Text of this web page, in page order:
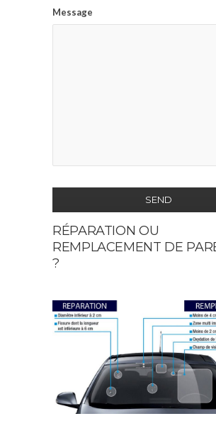
Message
SEND
This
field
should
left
blank
RÉPARATION OU
REMPLACEMENT DE
?